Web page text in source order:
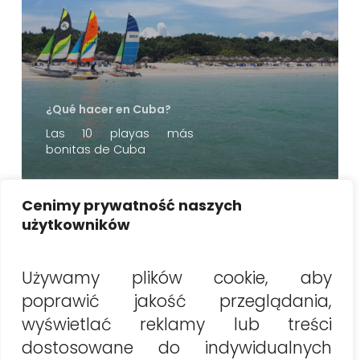
Cenimy prywatność naszych
użytkowników
Używamy plików cookie, aby
poprawić jakość przeglądania,
wyświetlać reklamy lub treści
dostosowane do indywidualnych
¿Qué hacer en Cuba?
Las 10 playas más
bonitas de Cuba
Buscar
Najnowsze artykuły
Vacaciones en Cuba 2026: Lo que necesitas saber
antes de partir (guía práctica)